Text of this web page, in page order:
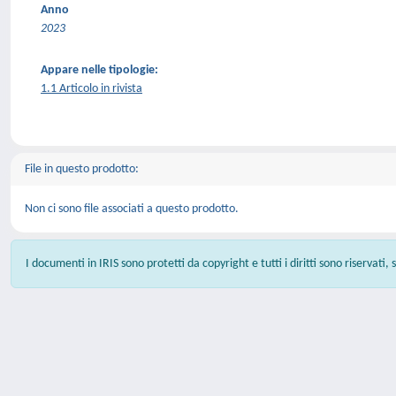
Anno
2023
Appare nelle tipologie:
1.1 Articolo in rivista
File in questo prodotto:
Non ci sono file associati a questo prodotto.
I documenti in IRIS sono protetti da copyright e tutti i diritti sono riservati,